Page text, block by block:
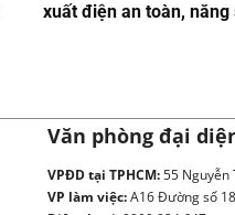
xuất điện an toàn, năng
Văn phòng đại
VPĐD tại TPHCM:55 Nguyễn
VP làm việc:A16 Đường số